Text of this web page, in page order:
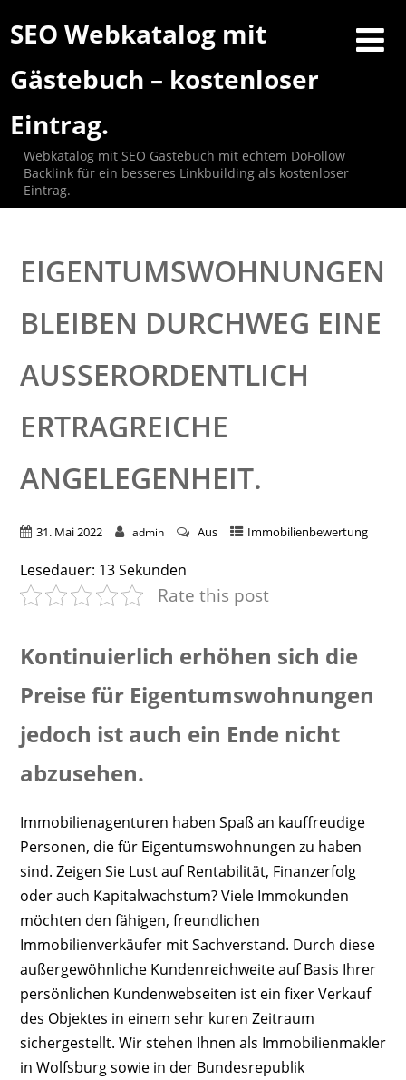
SEO Webkatalog mit
Gästebuch – kostenloser
Eintrag.
Webkatalog mit SEO Gästebuch mit echtem DoFollow
Backlink für ein besseres Linkbuilding als kostenloser
Eintrag.
EIGENTUMSWOHNUNGEN
BLEIBEN DURCHWEG EINE
AUSSERORDENTLICH E
RTRAGREICHE A
NGELEGENHEIT.
31. Mai 2022 admin Aus Immobilienbewertung
Lesedauer: 13Sekunden
Rate this post
Kontinuierlich erhöhen sich die
Preise für Eigentumswohnungen
jedoch ist auch ein Ende nicht
abzusehen.
Immobilienagenturen haben Spaß an kauffreudige
Personen, die für Eigentumswohnungen zu haben
sind. Zeigen Sie Lust auf Rentabilität, Finanzerfolg
oder auch Kapitalwachstum? Viele Immokunden
möchten den fähigen, freundlichen
Immobilienverkäufer mit Sachverstand. Durch diese
außergewöhnliche Kundenreichweite auf Basis Ihrer
persönlichen Kundenwebseiten ist ein fixer Verkauf
des Objektes in einem sehr kuren Zeitraum
sichergestellt. Wir stehen Ihnen als Immobilienmakler
in Wolfsburg sowie in der Bundesrepublik